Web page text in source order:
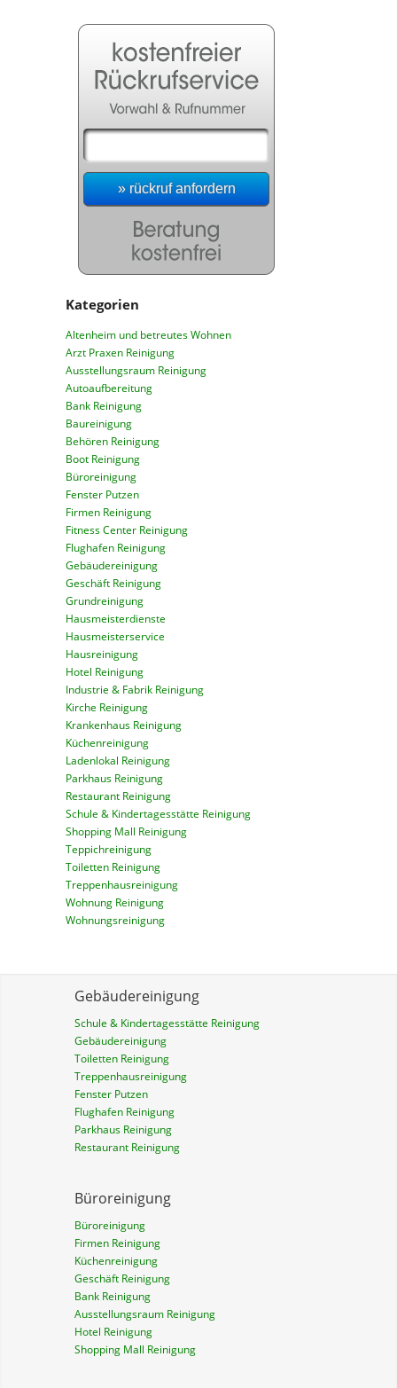
Kategorien
Altenheim und betreutes Wohnen
Arzt Praxen Reinigung
Ausstellungsraum Reinigung
Autoaufbereitung
Bank Reinigung
Baureinigung
Behören Reinigung
Boot Reinigung
Büroreinigung
Fenster Putzen
Firmen Reinigung
Fitness Center Reinigung
Flughafen Reinigung
Gebäudereinigung
Geschäft Reinigung
Grundreinigung
Hausmeisterdienste
Hausmeisterservice
Hausreinigung
Hotel Reinigung
Industrie & Fabrik Reinigung
Kirche Reinigung
Krankenhaus Reinigung
Küchenreinigung
Ladenlokal Reinigung
Parkhaus Reinigung
Restaurant Reinigung
Schule & Kindertagesstätte Reinigung
Shopping Mall Reinigung
Teppichreinigung
Toiletten Reinigung
Treppenhausreinigung
Wohnung Reinigung
Wohnungsreinigung
Gebäudereinigung
Schule & Kindertagesstätte Reinigung
Gebäudereinigung
Toiletten Reinigung
Treppenhausreinigung
Fenster Putzen
Flughafen Reinigung
Parkhaus Reinigung
Restaurant Reinigung
Büroreinigung
Büroreinigung
Firmen Reinigung
Küchenreinigung
Geschäft Reinigung
Bank Reinigung
Ausstellungsraum Reinigung
Hotel Reinigung
Shopping Mall Reinigung